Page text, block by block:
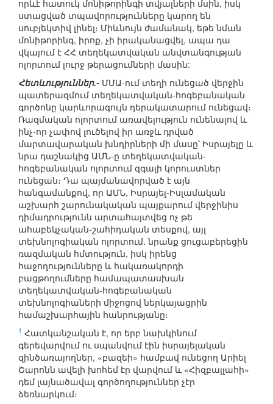
որևէ հատուկ մոնիթորինգի տվյալների մսին, իսկ
ստացված տպավորությունները կարող են
սուբյեկտիվ լինել։ Միևնույն ժամանակ, եթե նման
մոնիթորինգ, իրոք, չի իրականացվել, ապա դա
վկայում է ՀՀ տեղեկատվական անվտանգության
ոլորտում լուրջ թերացումների մասին:
Հետևություններ.- ՄՄԱ-ում տեղի ունեցած վերջին
պատերազմում տեղեկատվական-հոգեբանական
գործոնը կարևորագույն դերակատարում ունեցավ։
Ռազմական ոլորտում առավելություն ունենալով և
ինչ-որ չափով լուծելով իր առջև դրված
մարտավարական խնդիրների մի մասը՝ Իսրայելը և
նրա դաշնակից ԱՄՆ-ը տեղեկատվական-
հոգեբանական ոլորտում զգալի կորուստներ
ունեցան։ Դա պայմանավորված է այն
հանգամանքով, որ ԱՄՆ, Իսրայել-Իսլամական
աշխարհ շարունակական պայքարում վերջինիս
դիմադրությունն արտահայտվեց ոչ թե
ահաբեկչական-շահիդական տեսքով, այլ
տեխնոլոգիական ոլորտում. նրանք ցուցաբերեցին
ռազմական հմտություն, իսկ իրենց
հաջողությունները և հակառակորդի
բացթողումները համապատասխան
տեղեկատվական-հոգեբանական
տեխնոլոգիաների միջոցով ներկայացրին
համաշխարհային հանրությանը։
1 Հատկանշական է, որ երբ նախկինում
գերեվարվում ու սպանվում էին իսրայելական
զինծառայողներ, «բազեի» համբավ ունեցող Արիել
Շարոնն ավելի խոհեմ էր վարվում և «Հիզբալլահի»
դեմ լայնածավալ գործողություններ չէր
ձեռնարկում։